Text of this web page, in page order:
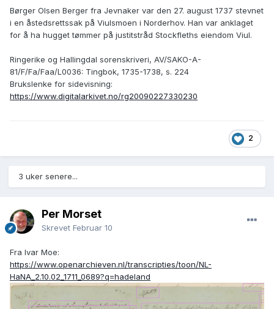
Børger Olsen Berger fra Jevnaker var den 27. august 1737 stevnet
i en åstedsrettssak på Viulsmoen i Norderhov. Han var anklaget
for å ha hugget tømmer på justitstråd Stockfleths eiendom Viul.
Ringerike og Hallingdal sorenskriveri, AV/SAKO-A-
81/F/Fa/Faa/L0036: Tingbok, 1735-1738, s. 224
Brukslenke for sidevisning:
https://www.digitalarkivet.no/rg20090227330230
2
3 uker senere...
Per Morset
Skrevet Februar 10
Fra Ivar Moe:
https://www.openarchieven.nl/transcripties/toon/NL-
HaNA_2.10.02_1711_0689?q=hadeland